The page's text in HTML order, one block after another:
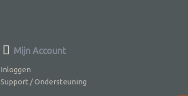
Mijn Account
Inloggen
Support / Ondersteuning